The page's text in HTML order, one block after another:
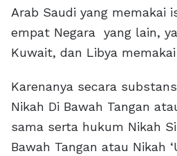
Arab Saudi yang memakai
empat Negara yang lain,
Kuwait, dan Libya
Karenanya secara
Nikah Di Bawah Tangan
sama serta hukum Nikah
Bawah Tangan atau Nikah